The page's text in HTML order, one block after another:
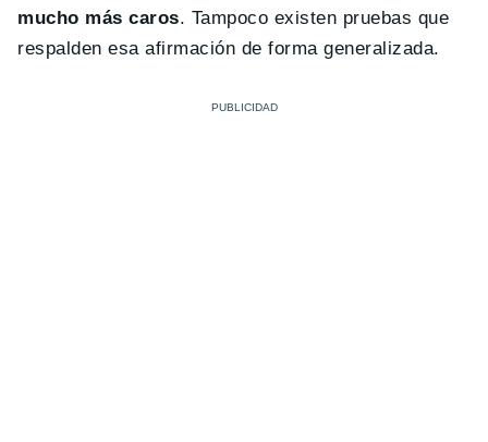
mucho más caros. Tampoco existen pruebas que
respalden esa afirmación de forma generalizada.